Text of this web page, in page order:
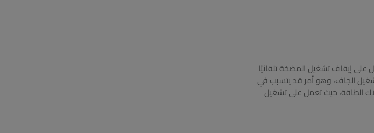
على إيقاف تشغيل المضخة تلقائيًا
الجاف، وهو أمر قد يتسبب في
الطاقة، حيث تعمل على تشغيل